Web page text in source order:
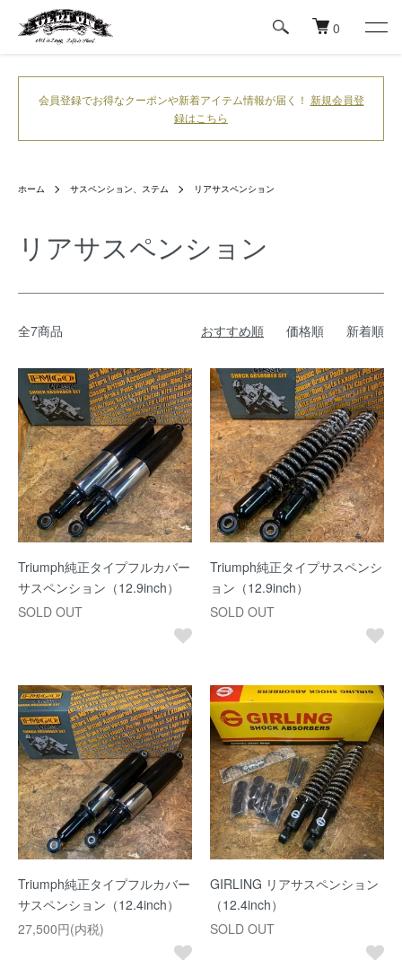
0
会員登録でお得なクーポンや新着アイテム情報が届く！ 新規会員登
録はこちら
ホーム サスペンション、ステム リアサスペンション
リアサスペンション
全7商品 おすすめ順 価格順 新着順
Triumph純正タイプフルカバー
サスペンション（12.9inch）
SOLD OUT
Triumph純正タイプサスペンシ
ョン（12.9inch）
SOLD OUT
Triumph純正タイプフルカバー
サスペンション（12.4inch）
27,500円(内税)
GIRLING リアサスペンション
（12.4inch）
SOLD OUT